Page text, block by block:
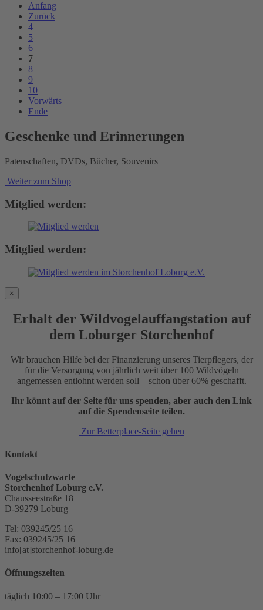
Anfang
Zurück
4
5
6
7
8
9
10
Vorwärts
Ende
Geschenke und Erinnerungen
Patenschaften, DVDs, Bücher, Souvenirs
Weiter zum Shop
Mitglied werden:
Mitglied werden:
×
Erhalt der Wildvogelauffangstation auf
dem Loburger Storchenhof
Wir brauchen Hilfe bei der Finanzierung unseres Tierpflegers, der
für die Versorgung von jährlich weit über 100 Wildvögeln
angemessen entlohnt werden soll – schon über 60% geschafft.
Ihr könnt auf der Seite für uns spenden, aber auch den Link
auf die Spendenseite teilen.
Zur Betterplace-Seite gehen
Kontakt
Vogelschutzwarte
Storchenhof Loburg e.V.
Chausseestraße 18
D-39279 Loburg
Tel: 039245/25 16
Fax: 039245/25 16
info[at]storchenhof-loburg.de
Öffnungszeiten
täglich 10:00 – 17:00 Uhr